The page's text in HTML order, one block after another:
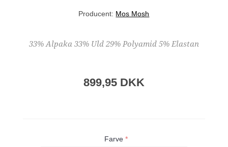
Producent: Mos Mosh
33% Alpaka 33% Uld 29% Polyamid 5% Elastan
899,95 DKK
Farve *